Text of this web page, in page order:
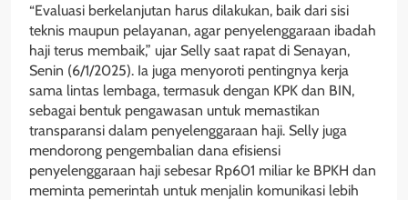
“Evaluasi berkelanjutan harus dilakukan, baik dari sisi
teknis maupun pelayanan, agar penyelenggaraan ibadah
haji terus membaik,” ujar Selly saat rapat di Senayan,
Senin (6/1/2025). Ia juga menyoroti pentingnya kerja
sama lintas lembaga, termasuk dengan KPK dan BIN,
sebagai bentuk pengawasan untuk memastikan
transparansi dalam penyelenggaraan haji. Selly juga
mendorong pengembalian dana efisiensi
penyelenggaraan haji sebesar Rp601 miliar ke BPKH dan
meminta pemerintah untuk menjalin komunikasi lebih